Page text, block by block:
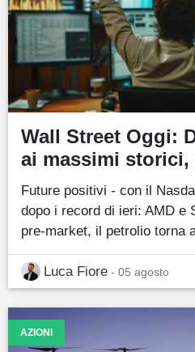
Wall Street Oggi:
ai massimi
Future positivi - con il
dopo i record di ieri: AMD e
pre-market, il petrolio torna
Luca Fiore - 05 agosto
AZIONI